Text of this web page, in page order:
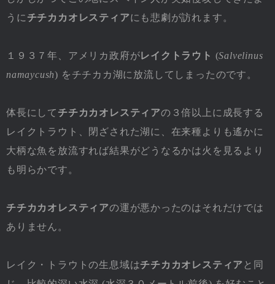
うに チチカカオレスティアにも悲劇が訪れます。
１９３７年、アメリカ政府がレイクトラウト (Salvelinus
namaycush) をチチカカ湖に放流してしまったのです。
体長にして チチカカオレスティアの３倍以上に成長する
レイクトラウト、閉ざされた湖に、在来種よりも遙かに
大柄な魚を放流すれば結果がどうなるかは火を見るより
も明らかです。
チチカカオレスティアの運が悪かったのはそれだけでは
ありません。
レイク・トラウトの生息域はチチカカオレスティア と同